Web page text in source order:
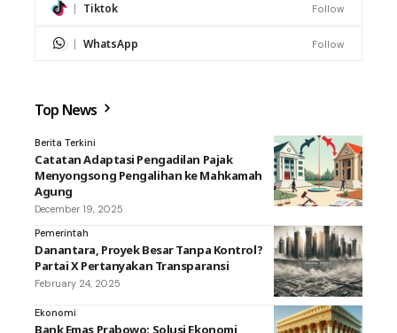
Tiktok Follow
WhatsApp Follow
Top News
Berita Terkini
Catatan Adaptasi Pengadilan Pajak
Menyongsong Pengalihan ke Mahkamah
Agung
December 19, 2025
Pemerintah
Danantara, Proyek Besar Tanpa Kontrol?
Partai X Pertanyakan Transparansi
February 24, 2025
Ekonomi
Bank Emas Prabowo: Solusi Ekonomi